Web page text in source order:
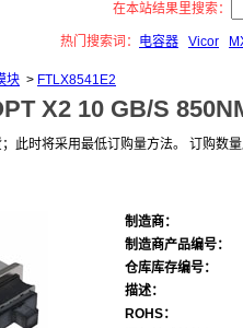
在本站结果里搜索：
热门搜索词： 电容器 Vicor
块 > FTLX8541E2
X2 10 GB/S
此时将采用最低订购量方法。 订购数
制造商：
制造商产品编号：
仓库库存编号：
描述：
ROHS：